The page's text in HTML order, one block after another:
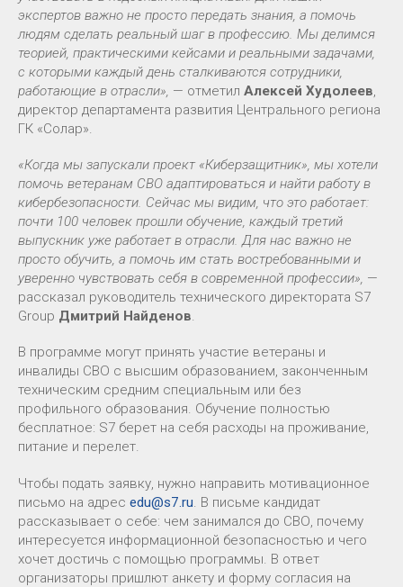
экспертов важно не просто передать знания, а помочь
людям сделать реальный шаг в профессию. Мы делимся
теорией, практическими кейсами и реальными задачами,
с которыми каждый день сталкиваются сотрудники,
работающие в отрасли», — отметил Алексей Худолеев,
директор департамента развития Центрального региона
ГК «Солар».
«Когда мы запускали проект «Киберзащитник», мы хотели
помочь ветеранам СВО адаптироваться и найти работу в
кибербезопасности. Сейчас мы видим, что это работает:
почти 100 человек прошли обучение, каждый третий
выпускник уже работает в отрасли. Для нас важно не
просто обучить, а помочь им стать востребованными и
уверенно чувствовать себя в современной профессии», —
рассказал руководитель технического директората S7
Group Дмитрий Найденов.
В программе могут принять участие ветераны и
инвалиды СВО с высшим образованием, законченным
техническим средним специальным или без
профильного образования. Обучение полностью
бесплатное: S7 берет на себя расходы на проживание,
питание и перелет.
Чтобы подать заявку, нужно направить мотивационное
письмо на адрес edu@s7.ru. В письме кандидат
рассказывает о себе: чем занимался до СВО, почему
интересуется информационной безопасностью и чего
хочет достичь с помощью программы. В ответ
организаторы пришлют анкету и форму согласия на